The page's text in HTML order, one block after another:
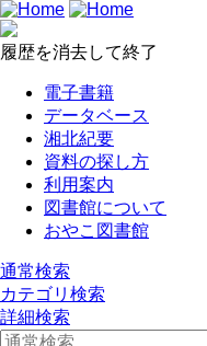
履歴を消去して終了
電子書籍
データベース
湘北紀要
資料の探し方
利用案内
図書館について
おやこ図書館
通常検索
カテゴリ検索
詳細検索